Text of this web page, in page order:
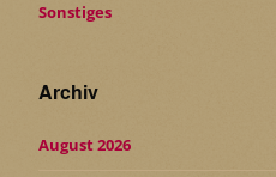
Sonstiges
Archiv
August 2026